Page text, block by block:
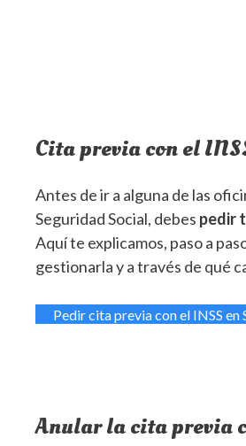
Cita previa con el
Antes de ir a alguna de las
Seguridad Social, debes pedir
Aquí te explicamos, paso a
gestionarla y a través de qué
Pedir cita previa con el INSS en
Anular la cita previa